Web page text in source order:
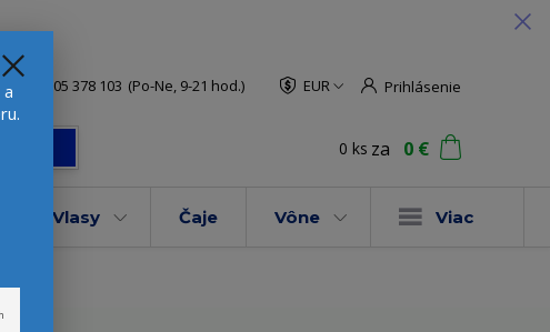
EUR Prihlásenie
+421 905 378 103 (Po-Ne, 9-21 hod.)
0 ks za 0 €
Vlasy Čaje Vône Viac
a